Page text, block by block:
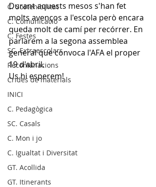
C. Sostenibilitat
C. Comunicació
C. Festes
SC. Extraescolars
Recomanacions
Crides de materials
INICI
C. Pedagògica
SC. Casals
C. Mon i jo
C. Igualtat i Diversitat
GT. Acollida
GT. Itinerants
Durant aquests mesos s'han fet
molts avenços a l'escola però encara
queda molt de camí per recórrer. En
parlarem a la segona assemblea
general que convoca l'AFA el proper
19 d'abril.
Us hi esperem!